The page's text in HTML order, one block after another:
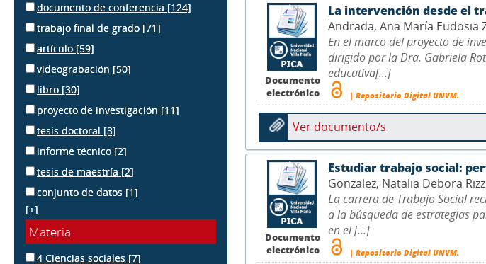
documento de conferencia [124]
trabajo final de grado [71]
artículo [59]
videograbación [50]
libro [30]
proyecto de investigación [11]
tesis doctoral [3]
informe técnico [2]
tesis de maestría [2]
conjunto de datos [1]
[+]
Materia
4 Ciencias sociales [7]
Documento
electrónico
La intervención desde el
Andrada, Ana María Eudosia
En el marco del proyecto de
dirigido por la Dra. Gabriela
educativa[...]
| Repositorio Digital UNVM.
Ver documento/s
Documento
electrónico
Estudiar trabajo social:
Gonzalez, Natalia Debora
La carrera de Trabajo Social
a la búsqueda de estrategias
en el [...]
| Repositorio Digital UNVM.